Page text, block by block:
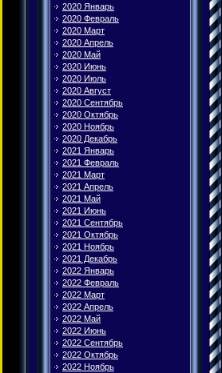
2020 Январь
2020 Февраль
2020 Март
2020 Апрель
2020 Май
2020 Июнь
2020 Июль
2020 Август
2020 Сентябрь
2020 Октябрь
2020 Ноябрь
2020 Декабрь
2021 Январь
2021 Февраль
2021 Март
2021 Апрель
2021 Май
2021 Июнь
2021 Сентябрь
2021 Октябрь
2021 Ноябрь
2021 Декабрь
2022 Январь
2022 Февраль
2022 Март
2022 Апрель
2022 Май
2022 Июнь
2022 Сентябрь
2022 Октябрь
2022 Ноябрь